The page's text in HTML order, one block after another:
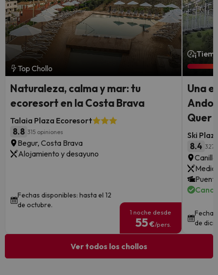
Top Chollo
Naturaleza, calma y mar: tu
ecoresort en la Costa Brava
Talaia Plaza Ecoresort
8.8 315 opiniones
Begur, Costa Brava
Alojamiento y desayuno
Fechas disponibles: hasta el 12
de octubre.
1 noche desde
55€/pers.
Una
Quer
Ski
8.4
Media
de
Ver todos los chollos